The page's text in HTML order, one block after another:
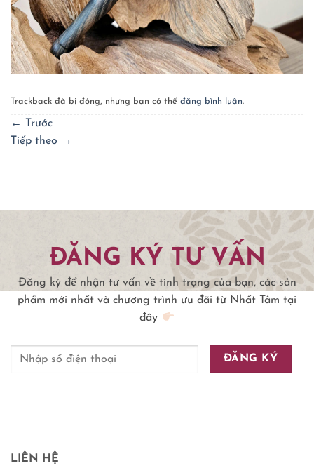
Trackback đã bị đóng, nhưng bạn có thể đăng bình luận.
←
Trước
Tiếp theo →
ĐĂNG KÝ TƯ VẤN
Đăng ký để nhận tư vấn về tình trạng của bạn, các sản
phẩm mới nhất và chương trình ưu đãi từ Nhất Tâm tại
đây
LIÊN HỆ